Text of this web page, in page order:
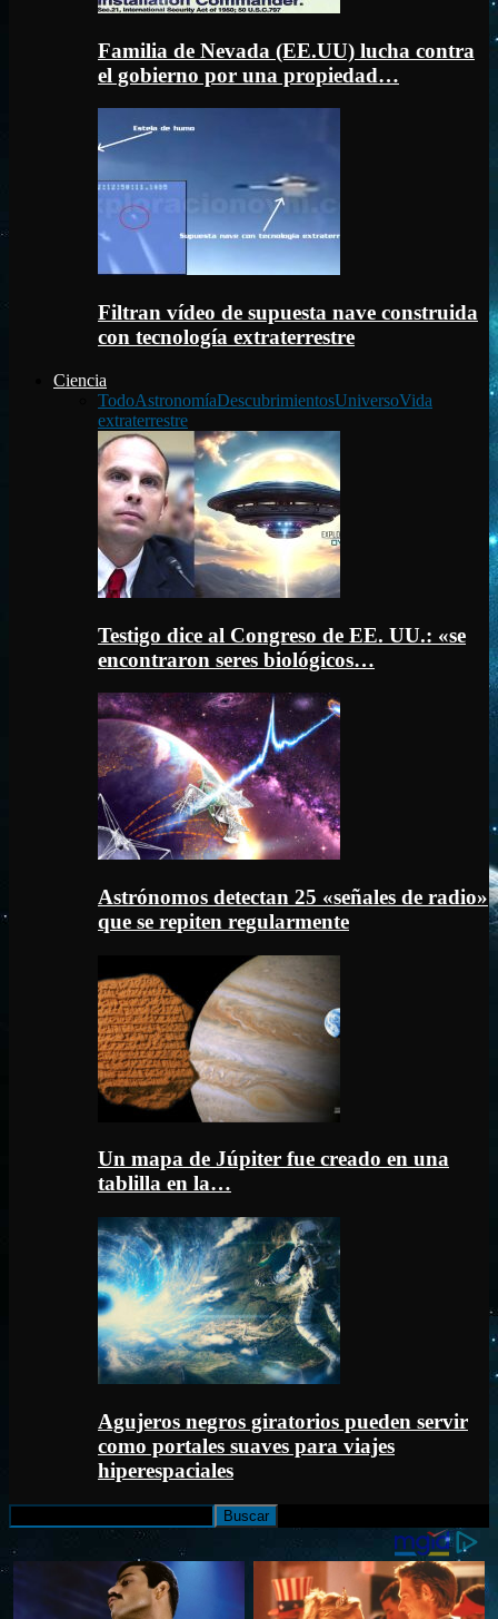
Familia de Nevada (EE.UU) lucha contra
el gobierno por una propiedad…
Filtran vídeo de supuesta nave construida
con tecnología extraterrestre
Ciencia
TodoAstronomíaDescubrimientosUniversoVida
extraterrestre
Testigo dice al Congreso de EE. UU.: «se
encontraron seres biológicos…
Astrónomos detectan 25 «señales de radio»
que se repiten regularmente
Un mapa de Júpiter fue creado en una
tablilla en la…
Agujeros negros giratorios pueden servir
como portales suaves para viajes
hiperespaciales